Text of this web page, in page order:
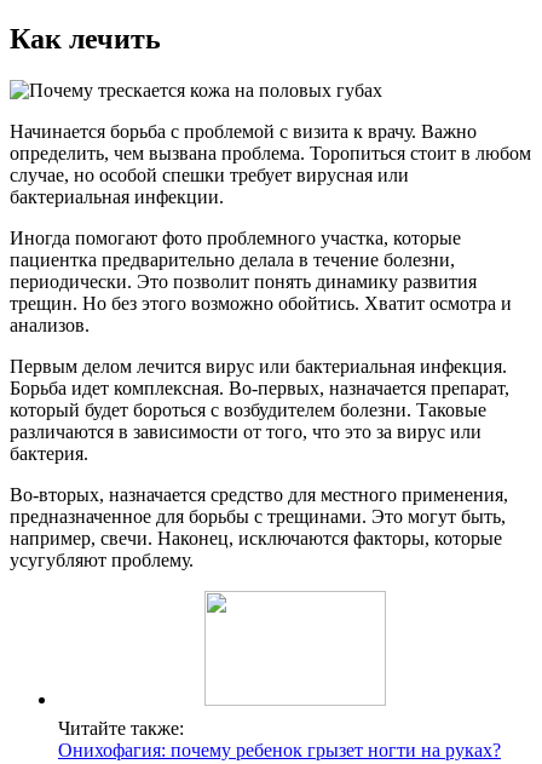
Как лечить
Начинается борьба с проблемой с визита к врачу. Важно
определить, чем вызвана проблема. Торопиться стоит в любом
случае, но особой спешки требует вирусная или
бактериальная инфекции.
Иногда помогают фото проблемного участка, которые
пациентка предварительно делала в течение болезни,
периодически. Это позволит понять динамику развития
трещин. Но без этого возможно обойтись. Хватит осмотра и
анализов.
Первым делом лечится вирус или бактериальная инфекция.
Борьба идет комплексная. Во-первых, назначается препарат,
который будет бороться с возбудителем болезни. Таковые
различаются в зависимости от того, что это за вирус или
бактерия.
Во-вторых, назначается средство для местного применения,
предназначенное для борьбы с трещинами. Это могут быть,
например, свечи. Наконец, исключаются факторы, которые
усугубляют проблему.
Читайте также:
Онихофагия: почему ребенок грызет ногти на руках?